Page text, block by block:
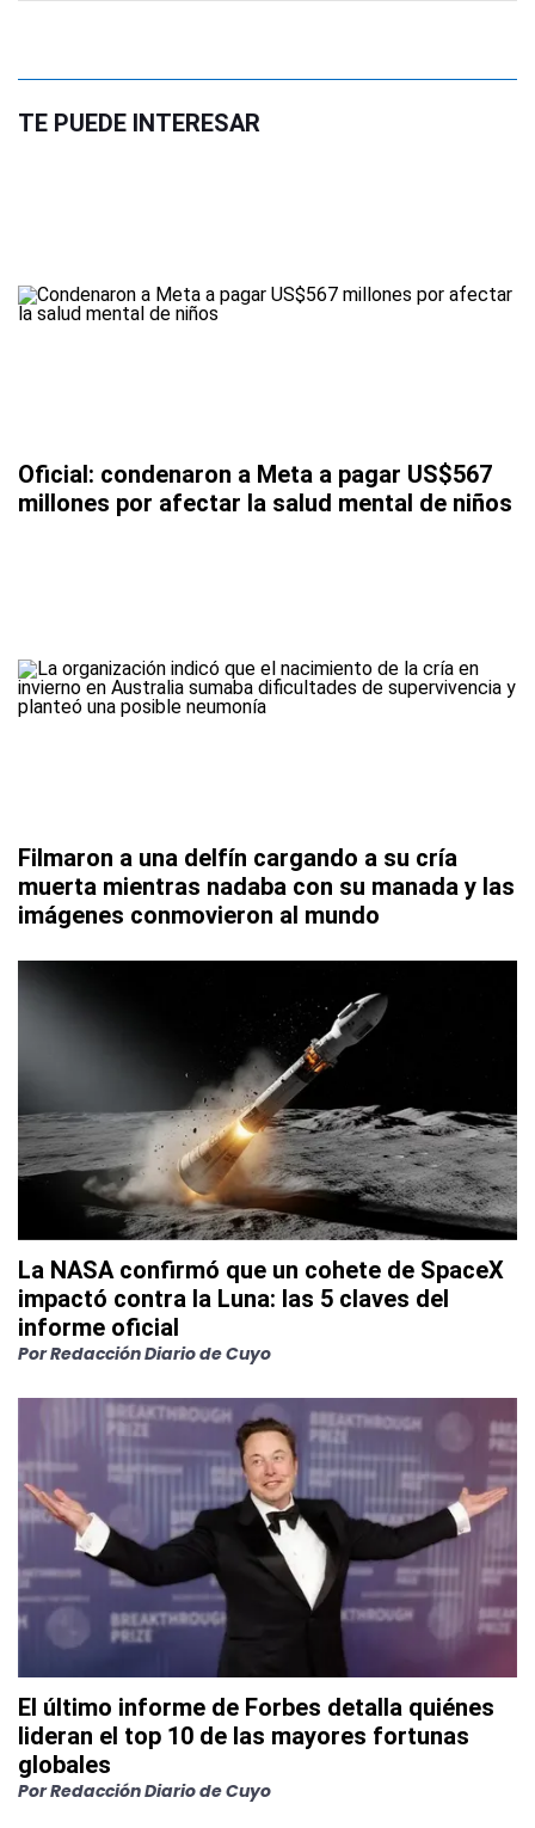
TE PUEDE INTERESAR
Oficial: condenaron a Meta a pagar US$567
millones por afectar la salud mental de niños
Filmaron a una delfín cargando a su cría
muerta mientras nadaba con su manada y las
imágenes conmovieron al mundo
La NASA confirmó que un cohete de SpaceX
impactó contra la Luna: las 5 claves del
informe oficial
PorRedacción Diario de Cuyo
El último informe de Forbes detalla quiénes
lideran el top 10 de las mayores fortunas
globales
PorRedacción Diario de Cuyo